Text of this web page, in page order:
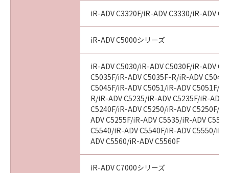
tribunal of competent jurisdiction, such
section shall be null and void with respect to
the jurisdiction of that court or tribunal and
all the remaining provisions hereof shall
remain in full force and effect.
11. ACKNOWLEDGEMENT
BY CLICKING THE BUTTON INDICATING
YOUR ACCEPTANCE AS STATED BELOW OR
INSTALLING THE SOFTWARE, YOU
ACKNOWLEDGE THAT YOU HAVE READ THIS
AGREEMENT, UNDERSTOOD IT, AND AGREE
TO BE BOUND BY ITS TERMS AND
CONDITIONS. YOU ALSO AGREE THAT THIS
iR-ADV C3320F/iR-ADV C3330/iR-ADV
iR-ADV C5000シリーズ
iR-ADV C5030/iR-ADV C5030F/iR-ADV
C5035F/iR-ADV C5035F-R/iR-ADV
C5045F/iR-ADV C5051/iR-ADV C5051F/
R/iR-ADV C5235/iR-ADV C5235F/iR-ADV
C5240F/iR-ADV C5250/iR-ADV C5250F/
ADV C5255F/iR-ADV C5535/iR-ADV
C5540/iR-ADV C5540F/iR-ADV C5550/iR-
ADV C5560/iR-ADV C5560F
iR-ADV C7000シリーズ